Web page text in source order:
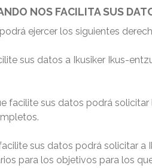
NOS FACILITA SUS
ejercer los siguientes
sus datos a Ikusiker Ikus-
facilite sus datos podrá
sus datos podrá solicitar a
para los objetivos para los